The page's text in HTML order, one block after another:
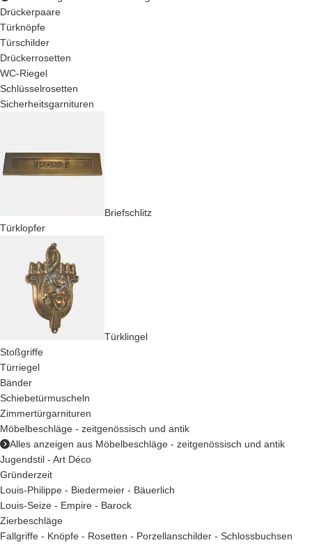
Drückerpaare
Türknöpfe
Türschilder
Drückerrosetten
WC-Riegel
Schlüsselrosetten
Sicherheitsgarnituren
Briefschlitz
Türklopfer
Türklingel
Stoßgriffe
Türriegel
Bänder
Schiebetürmuscheln
Zimmertürgarnituren
Möbelbeschläge - zeitgenössisch und antik
Alles anzeigen aus Möbelbeschläge - zeitgenössisch und antik
Jugendstil - Art Déco
Gründerzeit
Louis-Philippe - Biedermeier - Bäuerlich
Louis-Seize - Empire - Barock
Zierbeschläge
Fallgriffe - Knöpfe - Rosetten - Porzellanschilder - Schlossbuchsen